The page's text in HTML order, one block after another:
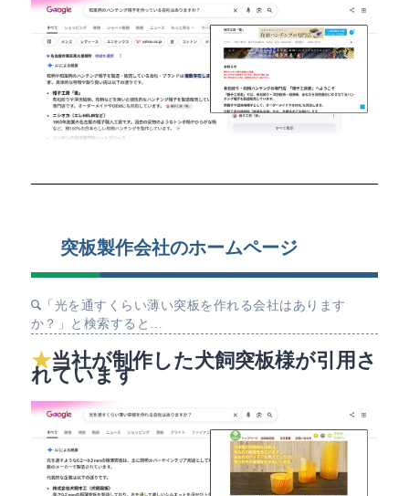
突板製作会社のホームページ
「光を通すくらい薄い突板を作れる会社はあります
か？」と検索すると…
当社が制作した犬飼突板様が引用さ
れています